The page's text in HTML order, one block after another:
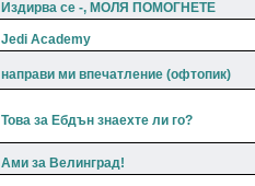
Издирва се -, МОЛЯ ПОМОГНЕТЕ
Jedi Academy
направи ми впечатление (офтопик)
Това за Ебдън знаехте ли го?
Ами за Велинград!